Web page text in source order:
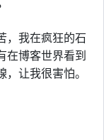
，我在疯狂的石
在博客世界看到
让我很害怕。